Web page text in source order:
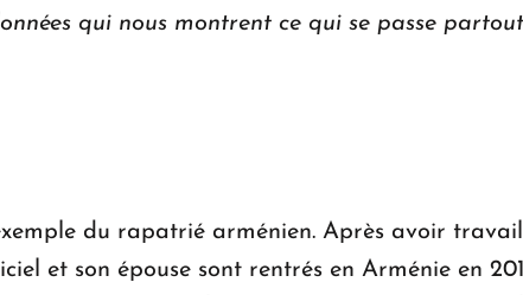
qui nous montrent ce qui se passe
du rapatrié arménien. Après avoir
et son épouse sont rentrés en Arménie en